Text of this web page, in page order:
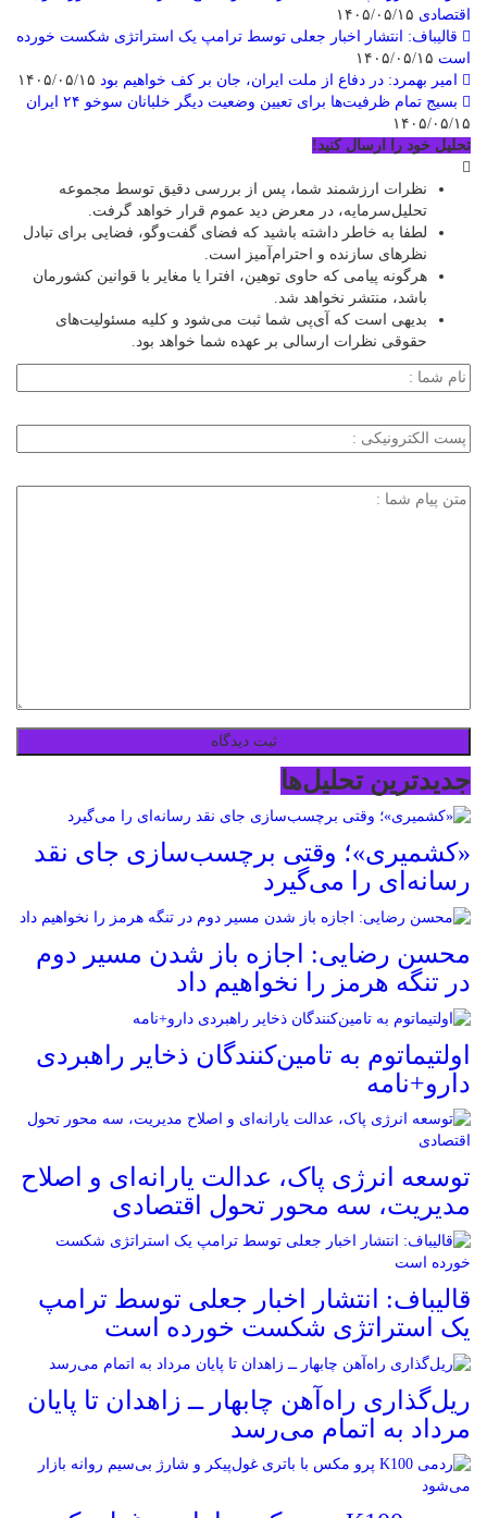
اقتصادی
قالیباف: انتشار اخبار جعلی توسط ترامپ یک استراتژی شکست خورده
است
امیر بهمرد: در دفاع از ملت ایران، جان بر کف خواهیم بود
بسیج تمام ظرفیت‌ها برای تعیین وضعیت دیگر خلبانان سوخو ۲۴ ایران
۱۴۰۵/۰۵/۱۵
تحلیل خود را ارسال کنید!
نظرات ارزشمند شما، پس از بررسی دقیق توسط مجموعه
تحلیل‌سرمایه، در معرض دید عموم قرار خواهد گرفت.
لطفا به خاطر داشته باشید که فضای گفت‌وگو، فضایی برای تبادل
نظرهای سازنده و احترام‌آمیز است.
هرگونه پیامی که حاوی توهین، افترا یا مغایر با قوانین کشورمان
باشد، منتشر نخواهد شد.
بدیهی است که آی‌پی شما ثبت می‌شود و کلیه مسئولیت‌های
حقوقی نظرات ارسالی بر عهده شما خواهد بود.
جدیدترین تحلیل‌ها
«کشمیری»؛ وقتی برچسب‌سازی جای نقد
رسانه‌ای را می‌گیرد
محسن رضایی: اجازه باز شدن مسیر دوم
در تنگه هرمز را نخواهیم داد
اولتیماتوم به تامین‌کنندگان ذخایر راهبردی
دارو+نامه
توسعه انرژی پاک، عدالت یارانه‌ای و اصلاح
مدیریت، سه محور تحول اقتصادی
قالیباف: انتشار اخبار جعلی توسط ترامپ
یک استراتژی شکست خورده است
ریل‌گذاری راه‌آهن چابهار ــ زاهدان تا پایان
مرداد به اتمام می‌رسد